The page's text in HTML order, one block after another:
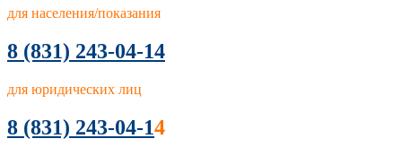
для населения/показания
8 (831) 243-04-14
для юридических лиц
8 (831) 243-04-14